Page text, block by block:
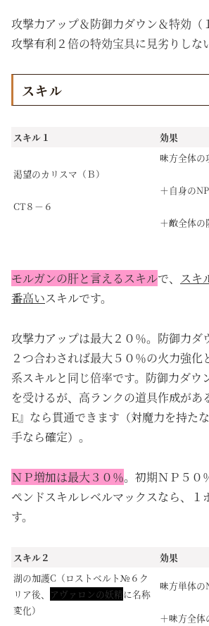
攻撃力アップ＆防御力ダウン＆特効
攻撃有利２倍の特効宝具に見劣りしな
スキル
スキル１ 効果
渇望のカリスマ（Ｂ）
CT８－６
味方全体の
＋自身の
＋敵全体
モルガンの肝と言えるスキルで、 スキ
番高いスキルです。
攻撃力アップは最大２０％。防御力ダ
２つ合わされば最大５０％の火力強化
系スキルと同じ倍率です。防御力ダウ
を受けるが、高ランクの道具作成があ
E』なら貫通できます（対魔力を持た
手なら確定）。
ＮＰ増加は最大３０％。初期ＮＰ５０
ペンドスキルレベルマックスなら、１
す。
スキル２
効果
湖の加護C（ロストベルト№６ク
リア後、
アヴァロンの妖精に名称
変化）
味方単体の
＋味方全体